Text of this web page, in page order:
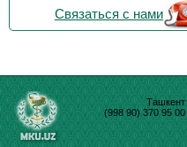
Связаться с нами
Ташкент
(998 90) 370 95 00